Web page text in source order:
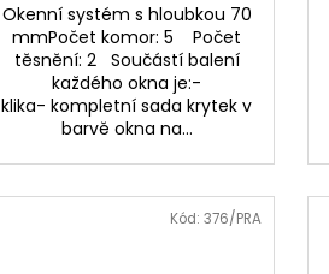
Okenní systém s hloubkou 70
mmPočet komor: 5 Počet
těsnění: 2 Součástí balení
každého okna je:-
klika- kompletní sada krytek v
barvě okna na...
Kód:376/PRA